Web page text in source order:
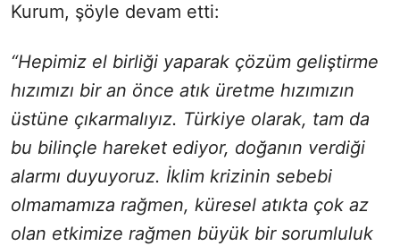
Kurum, şöyle devam etti:
“Hepimiz el birliği yaparak çözüm geliştirme
hızımızı bir an önce atık üretme hızımızın
üstüne çıkarmalıyız. Türkiye olarak, tam da
bu bilinçle hareket ediyor, doğanın verdiği
alarmı duyuyoruz. İklim krizinin sebebi
olmamamıza rağmen, küresel atıkta çok az
olan etkimize rağmen büyük bir sorumluluk